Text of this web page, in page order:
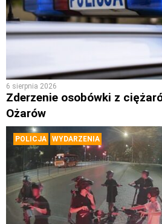
6 sierpnia 2026
Zderzenie osobówki z
Ożarów
POLICJA WYDARZENIA